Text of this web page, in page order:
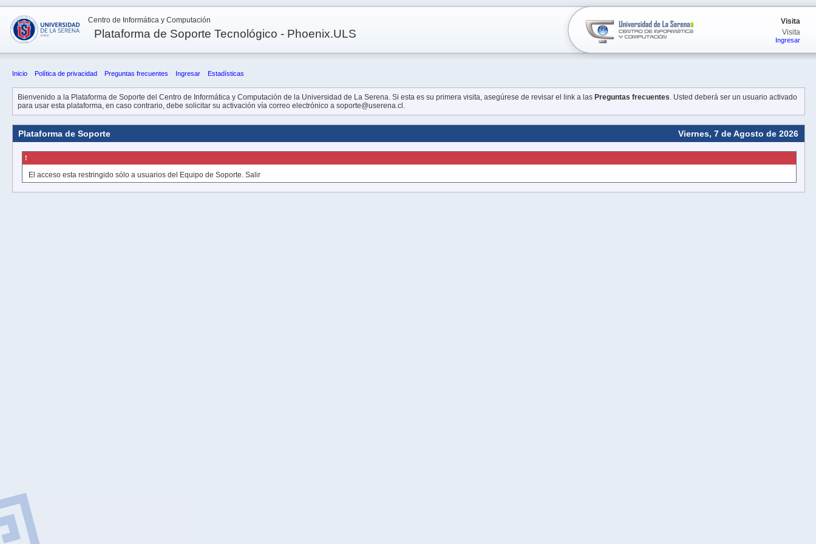
Centro de Informática y Computación
Plataforma de Soporte Tecnológico - Phoenix.ULS
Visita
Visita
Ingresar
Inicio Política de privacidad Preguntas frecuentes Ingresar Estadísticas
Bienvenido a la Plataforma de Soporte del Centro de Informática y Computación de la Universidad de La Serena. Si esta es su primera visita, asegúrese de revisar el link a las Preguntas frecuentes. Usted deberá ser un usuario activado
para usar esta plataforma, en caso contrario, debe solicitar su activación vía correo electrónico a soporte@userena.cl.
Plataforma de Soporte Viernes, 7 de Agosto de 2026
!
El acceso esta restringido sólo a usuarios del Equipo de Soporte. Salir